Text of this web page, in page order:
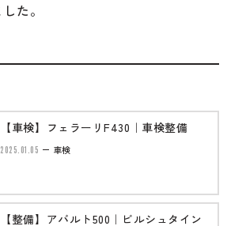
た。
【車検】フェラーリF430｜車検整備
2025.01.05 車検
【整備】アバルト500｜ビルシュタイン